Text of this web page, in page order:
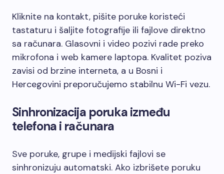
Kliknite na kontakt, pišite poruke koristeći
tastaturu i šaljite fotografije ili fajlove direktno
sa računara. Glasovni i video pozivi rade preko
mikrofona i web kamere laptopa. Kvalitet poziva
zavisi od brzine interneta, a u Bosni i
Hercegovini preporučujemo stabilnu Wi-Fi vezu.
Sinhronizacija poruka između
telefona i računara
Sve poruke, grupe i medijski fajlovi se
sinhronizuju automatski. Ako izbrišete poruku